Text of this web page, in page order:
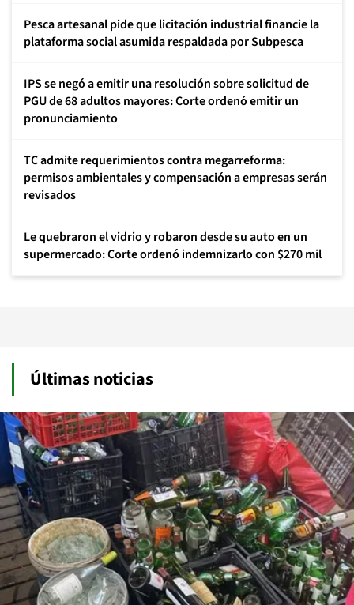
Pesca artesanal pide que licitación industrial financie la
plataforma social asumida respaldada por Subpesca
IPS se negó a emitir una resolución sobre solicitud de
PGU de 68 adultos mayores: Corte ordenó emitir un
pronunciamiento
TC admite requerimientos contra megarreforma:
permisos ambientales y compensación a empresas serán
revisados
Le quebraron el vidrio y robaron desde su auto en un
supermercado: Corte ordenó indemnizarlo con $270 mil
Últimas noticias